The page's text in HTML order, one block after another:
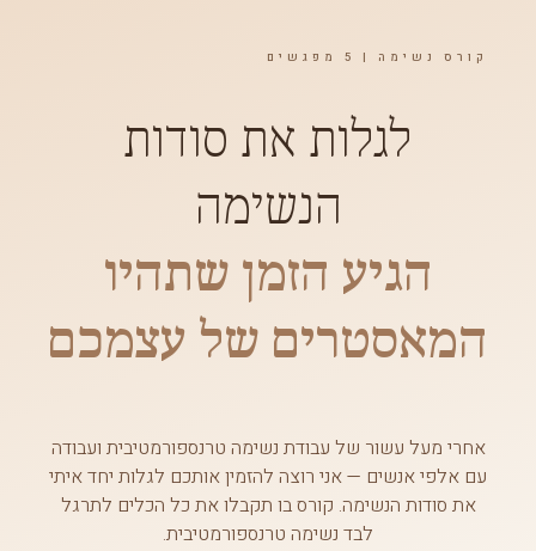
קורס נשימה | 5 מפגשים
לגלות את סודות
הנשימה
הגיע הזמן שתהיו
המאסטרים של עצמכם
אחרי מעל עשור של עבודת נשימה טרנספורמטיבית ועבודה
עם אלפי אנשים — אני רוצה להזמין אותכם לגלות יחד איתי
את סודות הנשימה. קורס בו תקבלו את כל הכלים לתרגל
לבד נשימה טרנספורמטיבית.